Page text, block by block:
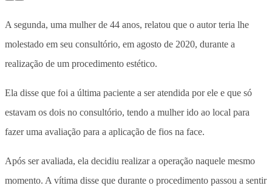
A segunda, uma mulher de 44 anos, relatou que o autor teria lhe
molestado em seu consultório, em agosto de 2020, durante a
realização de um procedimento estético.
Ela disse que foi a última paciente a ser atendida por ele e que só
estavam os dois no consultório, tendo a mulher ido ao local para
fazer uma avaliação para a aplicação de fios na face.
Após ser avaliada, ela decidiu realizar a operação naquele mesmo
momento. A vítima disse que durante o procedimento passou a sentir